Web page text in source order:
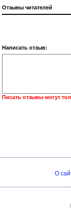
Отзывы читателей
Написать отзыв:
Писать отзывы могут
О